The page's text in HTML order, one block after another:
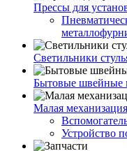
Прессы для
Светильники
Бытовые
Малая
Устройство